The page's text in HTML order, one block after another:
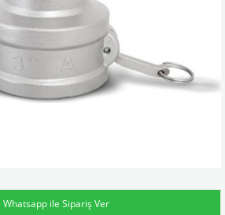
Whatsapp ile Sipariş Ver